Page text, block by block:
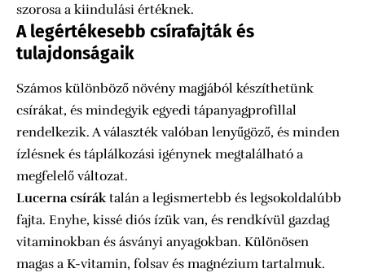
szorosa a kiindulási értéknek.
A legértékesebb csírafajták és
tulajdonságaik
Számos különböző növény magjából készíthetünk
csírákat, és mindegyik egyedi tápanyagprofillal
rendelkezik. A választék valóban lenyűgöző, és minden
ízlésnek és táplálkozási igénynek megtalálható a
megfelelő változat.
Lucerna csíráktalán a legismertebb és legsokoldalúbb
fajta. Enyhe, kissé diós ízük van, és rendkívül gazdag
vitaminokban és ásványi anyagokban. Különösen
magas a K-vitamin, folsav és magnézium tartalmuk.